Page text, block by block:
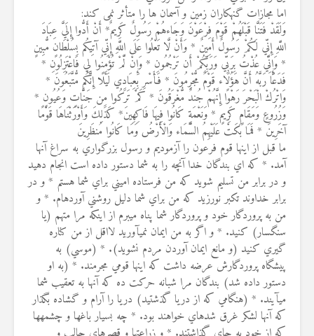
اما مجازات گنهکاران زمین و آسمان ها را متأثر نمی کند:
وَلَقَدْ فَتَنَّا قَبْلَهُمْ قَوْمَ فِرْعَوْنَ وَجَاءهُمْ رَسُولٌ كَرِيمٌ* أَنْ أَدُّوا إِلَيَّ عِبَادَ
اللَّهِ إِنِّي لَكُمْ رَسُولٌ أَمِينٌ * وَأَنْ لَّا تَعْلُوا عَلَى اللَّهِ إِنِّي آتِيكُم بِسُلْطَانٍ مُّبِينٍ
* وَإِنِّي عُذْتُ بِرَبِّي وَرَبِّكُمْ أَن تَرْجُمُونِ * وَإِنْ لَّمْ تُؤْمِنُوا لِي فَاعْتَزِلُونِ *
فَدَعَا رَبَّهُ أَنَّ هَؤُلَاء قَوْمٌ مُّجْرِمُونَ * فَأَسْرِ بِعِبَادِي لَيْلًا إِنَّكُم مُّتَّبَعُونَ *
وَاتْرُكْ الْبَحْرَ رَهْوًا إِنَّهُمْ جُندٌ مُّغْرَقُونَ * كَمْ تَرَكُوا مِن جَنَّاتٍ وَعُيُونٍ *
وَزُرُوعٍ وَمَقَامٍ كَرِيمٍ * وَنَعْمَةٍ كَانُوا فِيهَا فَاكِهِينَ* كَذَلِكَ وَأَوْرَثْنَاهَا قَوْمًا
آخَرِينَ * فَمَا بَكَتْ عَلَيْهِمُ السَّمَاء وَالْأَرْضُ وَمَا كَانُوا مُنظَرِينَ
ما قبل از اينها قوم فرعون را آزموديم و رسول بزرگواري به سراغ آنها
آمد. * كه اي بندگان خدا آنچه را به شما دستور داده است انجام دهيد
و در برابر من تسليم شويد كه من فرستاده اميني براي شما هستم * و در
برابر خداوند تكبر نورزيد كه من براي شما دليل روشني آورده‏ام. * و
من به پروردگار خود و پروردگار شما پناه مي‏برم از اينكه مرا متهم (يا
سنگسار) كنيد. * و اگر به من ايمان نمي‏آوريد لااقل از من كناره
گيري كنيد (و مانع ايمان آوردن مردم نشويد). * (موسي) به
پيشگاه پروردگارش عرضه داشت كه اينها قومي مجرمند. * (به او
دستور داده شد) بندگان مرا شبانه حركت ده كه آنها به تعقيب شما
مي‏آيند. * (هنگامي كه از دريا گذشتيد) دريا را آرام و گشاده بگذار
كه آنها لشكر غرق شده‏اي خواهند بود. * چه بسيار باغها و چشمه‏ها